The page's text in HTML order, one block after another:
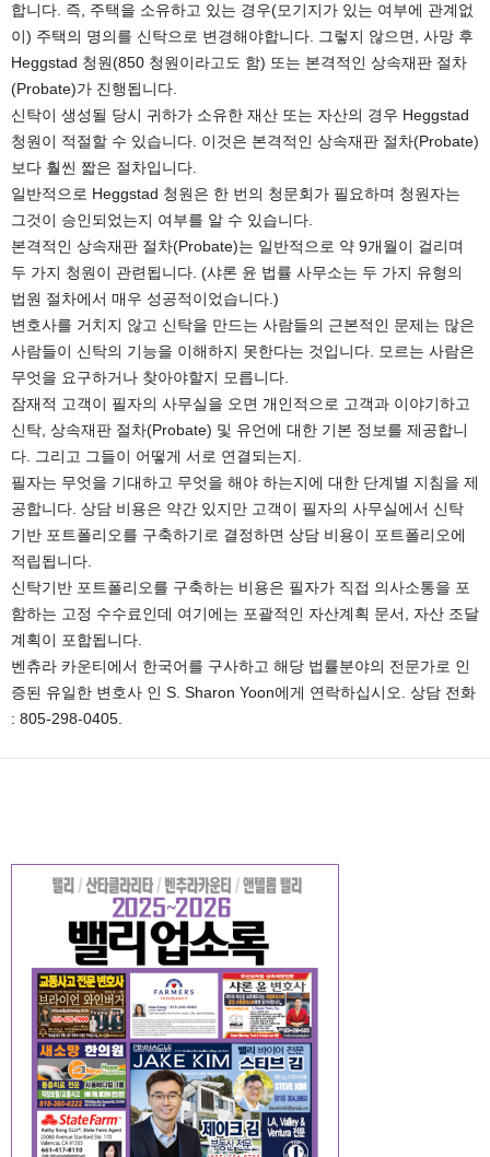
합니다. 즉, 주택을 소유하고 있는 경우(모기지가 있는 여부에 관계없
이) 주택의 명의를 신탁으로 변경해야합니다. 그렇지 않으면, 사망 후
Heggstad 청원(850 청원이라고도 함) 또는 본격적인 상속재판 절차
(Probate)가 진행됩니다.
신탁이 생성될 당시 귀하가 소유한 재산 또는 자산의 경우 Heggstad
청원이 적절할 수 있습니다. 이것은 본격적인 상속재판 절차(Probate)
보다 훨씬 짧은 절차입니다.
일반적으로 Heggstad 청원은 한 번의 청문회가 필요하며 청원자는
그것이 승인되었는지 여부를 알 수 있습니다.
본격적인 상속재판 절차(Probate)는 일반적으로 약 9개월이 걸리며
두 가지 청원이 관련됩니다. (샤론 윤 법률 사무소는 두 가지 유형의
법원 절차에서 매우 성공적이었습니다.)
변호사를 거치지 않고 신탁을 만드는 사람들의 근본적인 문제는 많은
사람들이 신탁의 기능을 이해하지 못한다는 것입니다. 모르는 사람은
무엇을 요구하거나 찾아야할지 모릅니다.
잠재적 고객이 필자의 사무실을 오면 개인적으로 고객과 이야기하고
신탁, 상속재판 절차(Probate) 및 유언에 대한 기본 정보를 제공합니
다. 그리고 그들이 어떻게 서로 연결되는지.
필자는 무엇을 기대하고 무엇을 해야 하는지에 대한 단계별 지침을 제
공합니다. 상담 비용은 약간 있지만 고객이 필자의 사무실에서 신탁
기반 포트폴리오를 구축하기로 결정하면 상담 비용이 포트폴리오에
적립됩니다.
신탁기반 포트폴리오를 구축하는 비용은 필자가 직접 의사소통을 포
함하는 고정 수수료인데 여기에는 포괄적인 자산계획 문서, 자산 조달
계획이 포합됩니다.
벤츄라 카운티에서 한국어를 구사하고 해당 법률분야의 전문가로 인
증된 유일한 변호사 인 S. Sharon Yoon에게 연락하십시오. 상담 전화
: 805-298-0405.